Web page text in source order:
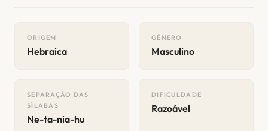
ORIGEM
Hebraica
GÊNERO
Masculino
SEPARAÇÃO DAS
SÍLABAS
Ne-ta-nia-hu
DIFICULDADE
Razoável